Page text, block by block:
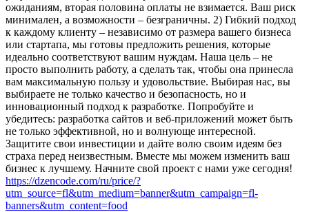
ожиданиям, вторая половина оплаты не взимается. Ваш риск
минимален, а возможности – безграничны. 2) Гибкий подход
к каждому клиенту – независимо от размера вашего бизнеса
или стартапа, мы готовы предложить решения, которые
идеально соответствуют вашим нуждам. Наша цель – не
просто выполнить работу, а сделать так, чтобы она принесла
вам максимальную пользу и удовольствие. Выбирая нас, вы
выбираете не только качество и безопасность, но и
инновационный подход к разработке. Попробуйте и
убедитесь: разработка сайтов и веб-приложений может быть
не только эффективной, но и волнующе интересной.
Защитите свои инвестиции и дайте волю своим идеям без
страха перед неизвестным. Вместе мы можем изменить ваш
бизнес к лучшему. Начните свой проект с нами уже сегодня!
https://dzencode.com/ru/price/?
utm_source=fl&utm_medium=banner&utm_campaign=fl-
banners&utm_content=food